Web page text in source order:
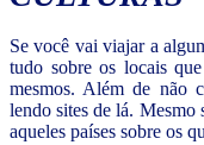
Se você vai viajar a
tudo sobre os locais
mesmos. Além de não
lendo sites de lá. Mesmo
aqueles países sobre os